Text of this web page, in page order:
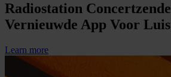
Radiostation
Vernieuwde App Voor
Learn more